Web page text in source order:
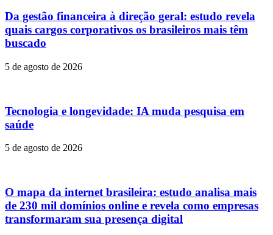
Da gestão financeira à direção geral: estudo revela
quais cargos corporativos os brasileiros mais têm
buscado
5 de agosto de 2026
Tecnologia e longevidade: IA muda pesquisa em
saúde
5 de agosto de 2026
O mapa da internet brasileira: estudo analisa mais
de 230 mil domínios online e revela como empresas
transformaram sua presença digital